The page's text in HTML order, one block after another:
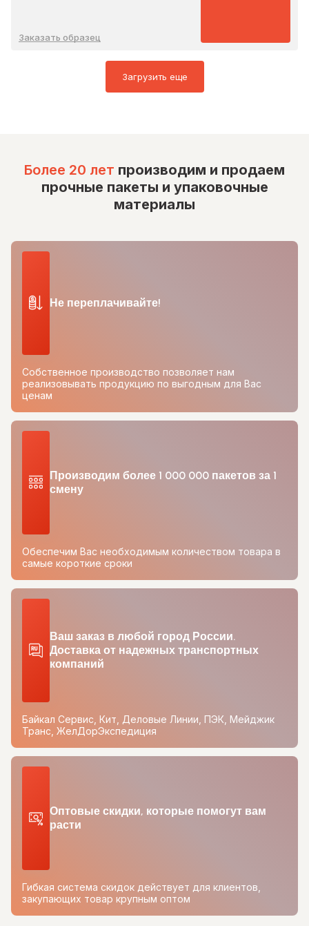
Заказать образец
Загрузить еще
Более 20 лет производим и продаем
прочные пакеты и упаковочные
материалы
Не переплачивайте!
Собственное производство позволяет нам
реализовывать продукцию по выгодным для Вас
ценам
Производим более 1 000 000 пакетов за 1
смену
Обеспечим Вас необходимым количеством товара в
самые короткие сроки
Ваш заказ в любой город России.
Доставка от надежных транспортных
компаний
Байкал Сервис, Кит, Деловые Линии, ПЭК, Мейджик
Транс, ЖелДорЭкспедиция
Оптовые скидки, которые помогут вам
расти
Гибкая система скидок действует для клиентов,
закупающих товар крупным оптом